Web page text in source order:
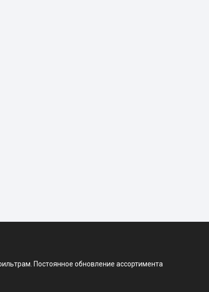
Постоянное обновление ассортимента